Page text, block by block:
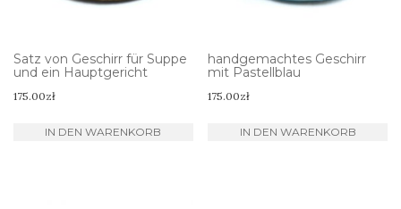
Satz von Geschirr für Suppe
und ein Hauptgericht
175.00zł
IN DEN WARENKORB
handgemachtes Geschirr
mit Pastellblau
175.00zł
IN DEN WARENKORB